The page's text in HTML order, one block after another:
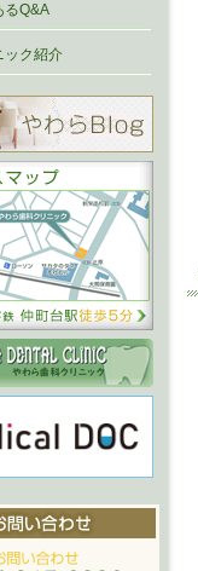
るQ&A
ック紹介